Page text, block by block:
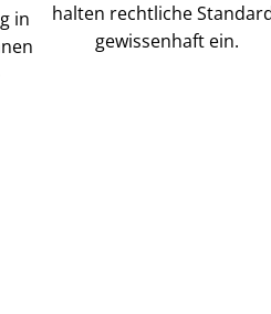
in
halten rechtliche
gewissenhaft ein.